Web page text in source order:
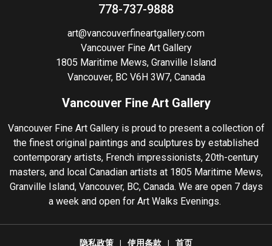
778-737-9888
art@vancouverfineartgallery.com
Vancouver Fine Art Gallery
1805 Maritime Mews, Granville Island
Vancouver, BC V6H 3W7, Canada
Vancouver Fine Art Gallery
Vancouver Fine Art Gallery is proud to present a collection of
the finest original paintings and sculptures by established
contemporary artists, French impressionists, 20th-century
masters, and local Canadian artists at 1805 Maritime Mews,
Granville Island, Vancouver, BC, Canada. We are open 7 days
a week and open for Art Walks Evenings.
隐私政策 使用条款 首页